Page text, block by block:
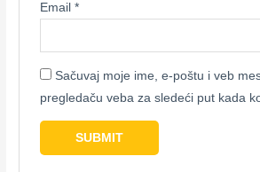
Email *
Sačuvaj moje ime, e-poštu i veb
pregledaču veba za sledeći put kada